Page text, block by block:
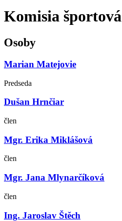
Komisia športová
Osoby
Marian Matejovie
Predseda
Dušan Hrnčiar
člen
Mgr. Erika Miklášová
člen
Mgr. Jana Mlynarčíková
člen
Ing. Jaroslav Štěch